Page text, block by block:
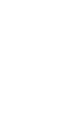
vestir con